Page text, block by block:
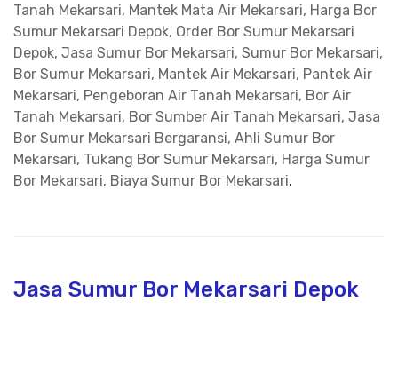
Tanah Mekarsari, Mantek Mata Air Mekarsari, Harga Bor
Sumur Mekarsari Depok, Order Bor Sumur Mekarsari
Depok, Jasa Sumur Bor Mekarsari, Sumur Bor Mekarsari,
Bor Sumur Mekarsari, Mantek Air Mekarsari, Pantek Air
Mekarsari, Pengeboran Air Tanah Mekarsari, Bor Air
Tanah Mekarsari, Bor Sumber Air Tanah Mekarsari, Jasa
Bor Sumur Mekarsari Bergaransi, Ahli Sumur Bor
Mekarsari, Tukang Bor Sumur Mekarsari, Harga Sumur
Bor Mekarsari, Biaya Sumur Bor Mekarsari.
Jasa Sumur Bor Mekarsari Depok